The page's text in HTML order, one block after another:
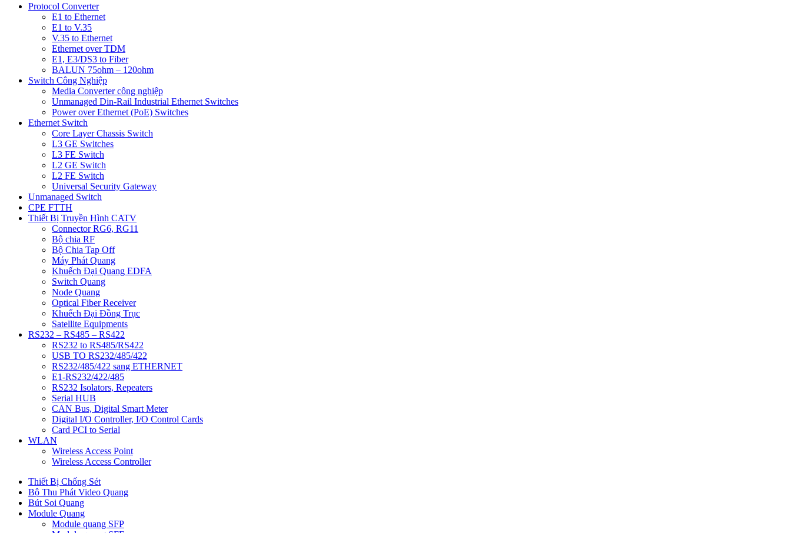
Protocol Converter
E1 to Ethernet
E1 to V.35
V.35 to Ethernet
Ethernet over TDM
E1, E3/DS3 to Fiber
BALUN 75ohm – 120ohm
Switch Công Nghiệp
Media Converter công nghiệp
Unmanaged Din-Rail Industrial Ethernet Switches
Power over Ethernet (PoE) Switches
Ethernet Switch
Core Layer Chassis Switch
L3 GE Switches
L3 FE Switch
L2 GE Switch
L2 FE Switch
Universal Security Gateway
Unmanaged Switch
CPE FTTH
Thiết Bị Truyền Hình CATV
Connector RG6, RG11
Bộ chia RF
Bộ Chia Tap Off
Máy Phát Quang
Khuếch Đại Quang EDFA
Switch Quang
Node Quang
Optical Fiber Receiver
Khuếch Đại Đồng Trục
Satellite Equipments
RS232 – RS485 – RS422
RS232 to RS485/RS422
USB TO RS232/485/422
RS232/485/422 sang ETHERNET
E1-RS232/422/485
RS232 Isolators, Repeaters
Serial HUB
CAN Bus, Digital Smart Meter
Digital I/O Controller, I/O Control Cards
Card PCI to Serial
WLAN
Wireless Access Point
Wireless Access Controller
Thiết Bị Chống Sét
Bộ Thu Phát Video Quang
Bút Soi Quang
Module Quang
Module quang SFP